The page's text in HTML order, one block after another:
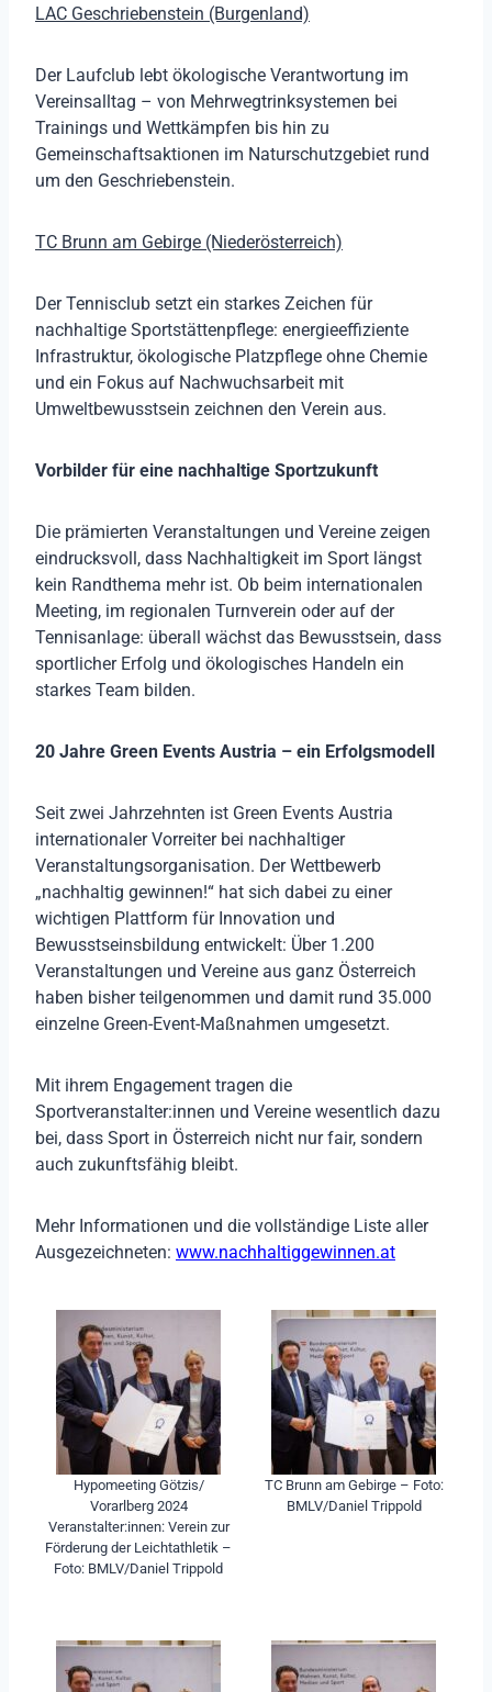
LAC Geschriebenstein (Burgenland)
Der Laufclub lebt ökologische Verantwortung im
Vereinsalltag – von Mehrwegtrinksystemen bei
Trainings und Wettkämpfen bis hin zu
Gemeinschaftsaktionen im Naturschutzgebiet rund
um den Geschriebenstein.
TC Brunn am Gebirge (Niederösterreich)
Der Tennisclub setzt ein starkes Zeichen für
nachhaltige Sportstättenpflege: energieeffiziente
Infrastruktur, ökologische Platzpflege ohne Chemie
und ein Fokus auf Nachwuchsarbeit mit
Umweltbewusstsein zeichnen den Verein aus.
Vorbilder für eine nachhaltige Sportzukunft
Die prämierten Veranstaltungen und Vereine zeigen
eindrucksvoll, dass Nachhaltigkeit im Sport längst
kein Randthema mehr ist. Ob beim internationalen
Meeting, im regionalen Turnverein oder auf der
Tennisanlage: überall wächst das Bewusstsein, dass
sportlicher Erfolg und ökologisches Handeln ein
starkes Team bilden.
20 Jahre Green Events Austria – ein Erfolgsmodell
Seit zwei Jahrzehnten ist Green Events Austria
internationaler Vorreiter bei nachhaltiger
Veranstaltungsorganisation. Der Wettbewerb
„nachhaltig gewinnen!“ hat sich dabei zu einer
wichtigen Plattform für Innovation und
Bewusstseinsbildung entwickelt: Über 1.200
Veranstaltungen und Vereine aus ganz Österreich
haben bisher teilgenommen und damit rund 35.000
einzelne Green-Event-Maßnahmen umgesetzt.
Mit ihrem Engagement tragen die
Sportveranstalter:innen und Vereine wesentlich dazu
bei, dass Sport in Österreich nicht nur fair, sondern
auch zukunftsfähig bleibt.
Mehr Informationen und die vollständige Liste aller
Ausgezeichneten: www.nachhaltiggewinnen.at
Hypomeeting Götzis/
Vorarlberg 2024
Veranstalter:innen: Verein zur
Förderung der Leichtathletik –
Foto: BMLV/Daniel Trippold
TC Brunn am Gebirge – Foto:
BMLV/Daniel Trippold